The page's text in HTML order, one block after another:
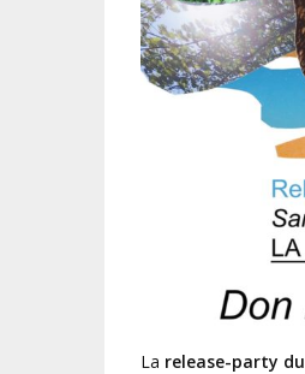
La release-party